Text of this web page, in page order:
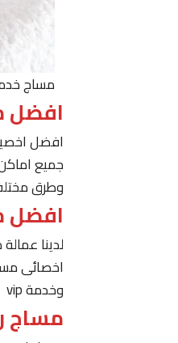
مساج خدمة
افضل
افضل
جميع
وطرق
افضل
لدينا
اخصائى
وخدمة vip
مساج